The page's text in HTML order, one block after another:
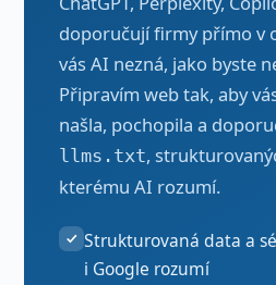
doporučují firmy přímo v
vás AI nezná, jako byste
Připravím web tak, aby
našla, pochopila a
llms.txt,
kterému AI rozumí.
Strukturovaná data a
i Google rozumí